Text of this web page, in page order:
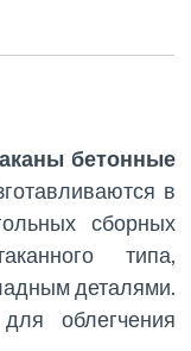
бетонные
в
сборных
типа,
деталями.
облегчения